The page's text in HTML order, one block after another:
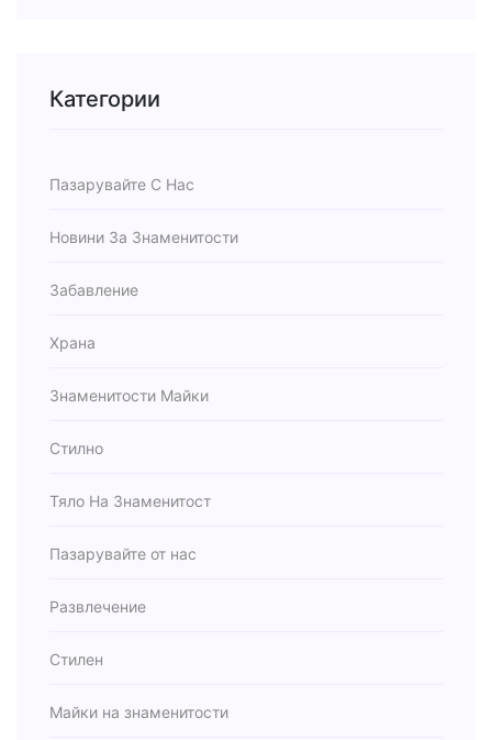
Категории
Пазарувайте С Нас
Новини За Знаменитости
Забавление
Храна
Знаменитости Майки
Стилно
Тяло На Знаменитост
Пазарувайте от нас
Развлечение
Стилен
Майки на знаменитости